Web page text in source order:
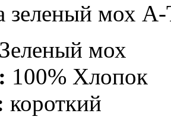
зеленый мох A-
Зеленый мох
100% Хлопок
короткий